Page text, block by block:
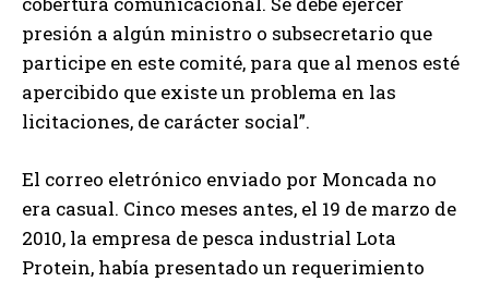
presión a algún ministro o subsecretario que
participe en este comité, para que al menos esté
apercibido que existe un problema en las
licitaciones, de carácter social”.
El correo eletrónico enviado por Moncada no
era casual. Cinco meses antes, el 19 de marzo de
2010, la empresa de pesca industrial Lota
Protein, había presentado un requerimiento